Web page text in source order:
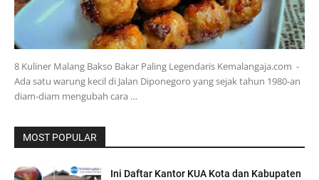
8 Kuliner Malang Bakso Bakar Paling Legendaris Kemalangaja.com -
Ada satu warung kecil di Jalan Diponegoro yang sejak tahun 1980-an
diam-diam mengubah cara …
MOST POPULAR
Ini Daftar Kantor KUA Kota dan Kabupaten